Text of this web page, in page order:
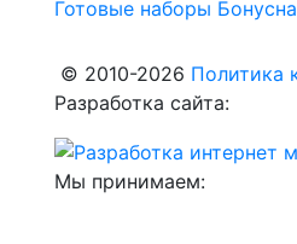
Готовые наборы
© 2010-2026 Политика
Разработка сайта:
Мы принимаем: